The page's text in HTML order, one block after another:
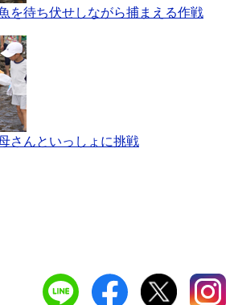
を待ち伏せしながら捕まえる作戦
さんといっしょに挑戦